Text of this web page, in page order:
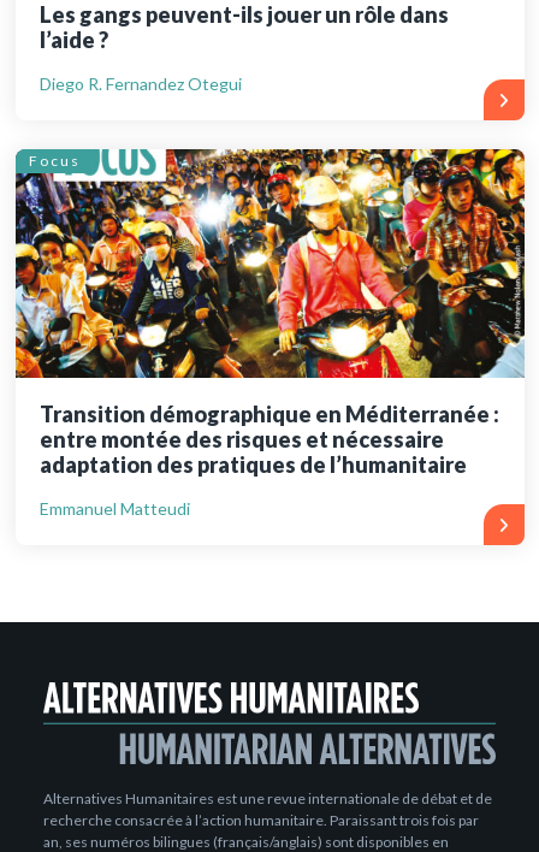
Les gangs peuvent-ils jouer un rôle dans
l’aide ?
Diego R. Fernandez Otegui
Focus
Transition démographique en Méditerranée :
entre montée des risques et nécessaire
adaptation des pratiques de l’humanitaire
Emmanuel Matteudi
Alternatives Humanitaires est une revue internationale de débat et de
recherche consacrée à l’action humanitaire. Paraissant trois fois par
an, ses numéros bilingues (français/anglais) sont disponibles en